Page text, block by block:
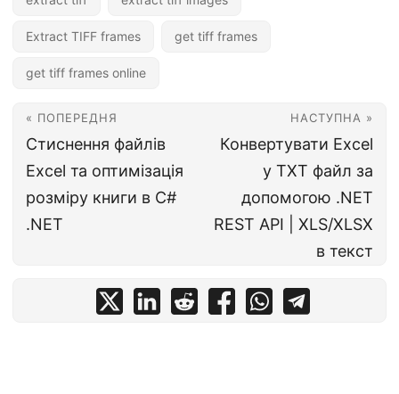
Extract TIFF frames get tiff frames
get tiff frames online
« ПОПЕРЕДНЯ
Стиснення файлів
Excel та оптимізація
розміру книги в C#
.NET
НАСТУПНА »
Конвертувати Excel
у TXT файл за
допомогою .NET
REST API | XLS/XLSX
в текст